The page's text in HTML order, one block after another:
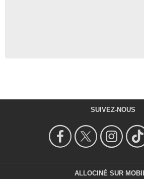
SUIVEZ-NOUS
ALLOCINÉ SUR